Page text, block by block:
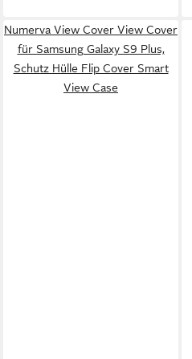
Numerva View Cover View Cover
für Samsung Galaxy S9 Plus,
Schutz Hülle Flip Cover Smart
View Case